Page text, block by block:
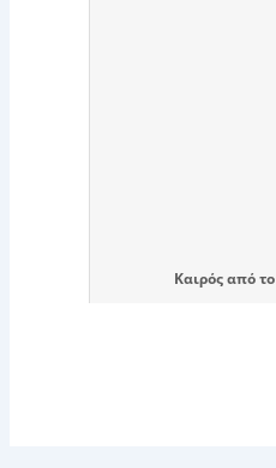
Καιρόςαπό το